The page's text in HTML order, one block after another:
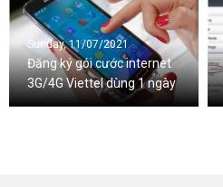
Sunday, 11/07/2021
Đăng ký gói cước internet
3G/4G Viettel dùng 1 ngày